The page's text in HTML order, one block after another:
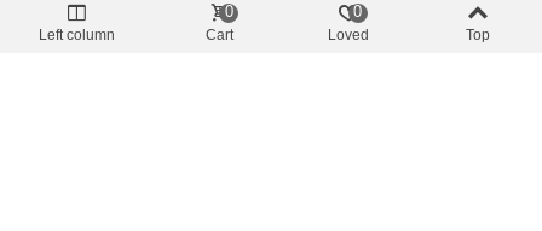
Sicherheit und Hygiene
Left column Cart
0
Loved
0
Top